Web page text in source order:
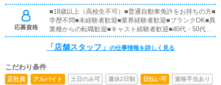
への入力や簡単な文章作成が中心となるため、特別なパソ
コンスキルは必要ありません。文字入力ができれば問題な
く取り組める業務ですので、PC操作に自信がない方もご
安心ください。■清掃・備品管理お客様やキャストの皆様
に気持ちよくご利用いただくため、店内の清掃や備品の管
理・補充を行っていただきます。快適な店舗環境を維持す
応募資格
■18歳以上（高校生不可）■普通自動車免許をお持ちの方■
学歴不問■未経験者歓迎■業界経験者歓迎■ブランクOK■異
業種からの転職歓迎■キャスト経験者歓迎■40代・50代活
躍中※基本的なPC操作ができる方歓迎
「店舗スタッフ」 の仕事情報を詳しく見る
こだわり条件
正社員 アルバイト 土日のみ可 週休2日制 日払い可
資格手当あり